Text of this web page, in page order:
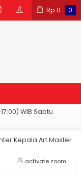
Rp 0 0
WIB Sabtu
Kepala Art Master
activate zoom